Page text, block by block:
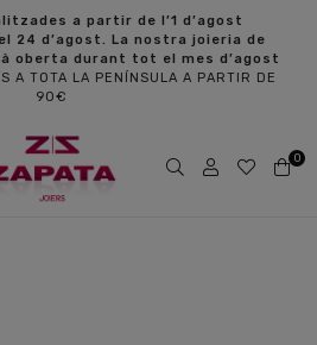
a partir de l’1 d’agost
24 d’agost. La nostra joieria de
oberta durant tot el mes d’agost
A TOTA LA PENÍNSULA A PARTIR DE
90€
0